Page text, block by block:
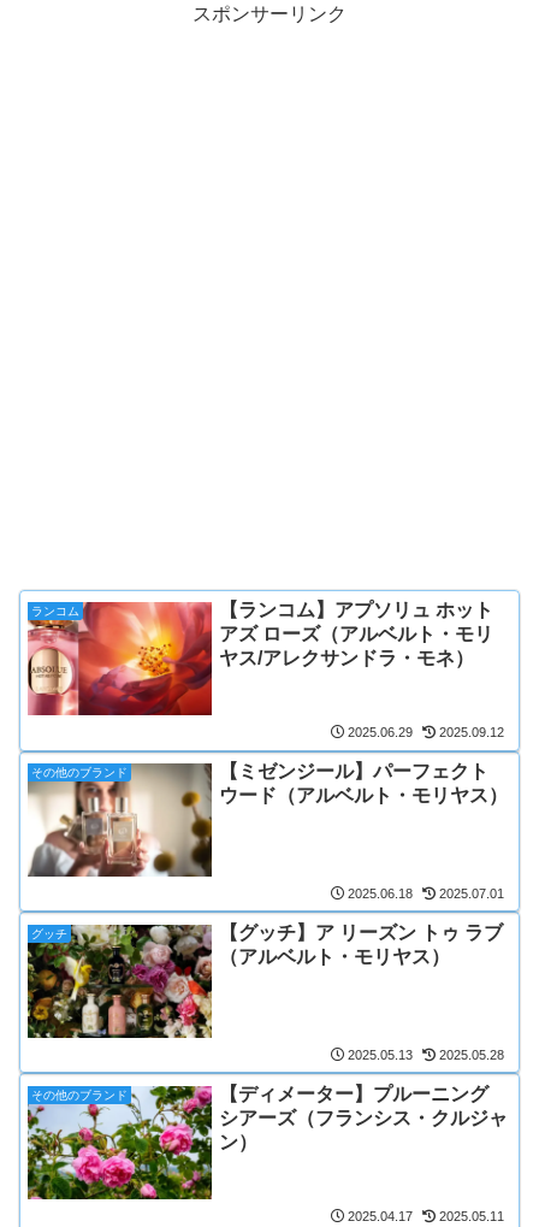
スポンサーリンク
ランコム
【ランコム】アプソリュ ホット
アズ ローズ（アルベルト・モリ
ヤス/アレクサンドラ・モネ）
2025.06.29 2025.09.12
その他のブランド
【ミゼンジール】パーフェクト
ウード（アルベルト・モリヤス）
2025.06.18 2025.07.01
グッチ
【グッチ】ア リーズン トゥ ラブ
（アルベルト・モリヤス）
2025.05.13 2025.05.28
その他のブランド
【ディメーター】プルーニング
シアーズ（フランシス・クルジャ
ン）
2025.04.17 2025.05.11